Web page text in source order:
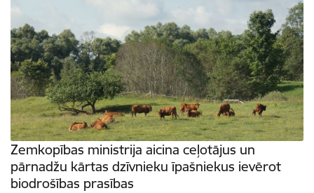
Zemkopības ministrija aicina ceļotājus un
pārnadžu kārtas dzīvnieku īpašniekus ievērot
biodrošības prasības